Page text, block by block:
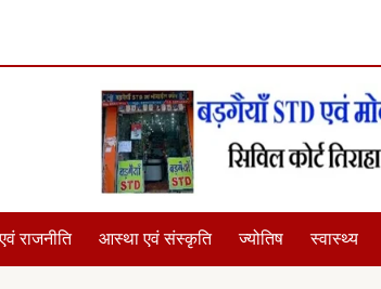
राजनीति आस्था एवं संस्कृति ज्योतिष स्वास्थ्य